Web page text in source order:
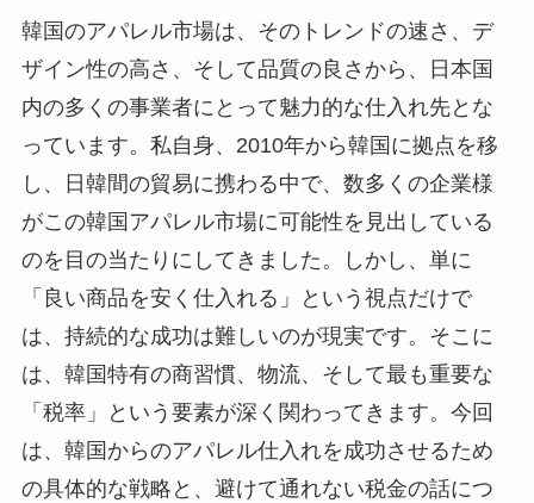
韓国のアパレル市場は、そのトレンドの速さ、デ
ザイン性の高さ、そして品質の良さから、日本国
内の多くの事業者にとって魅力的な仕入れ先とな
っています。私自身、2010年から韓国に拠点を移
し、日韓間の貿易に携わる中で、数多くの企業様
がこの韓国アパレル市場に可能性を見出している
のを目の当たりにしてきました。しかし、単に
「良い商品を安く仕入れる」という視点だけで
は、持続的な成功は難しいのが現実です。そこに
は、韓国特有の商習慣、物流、そして最も重要な
「税率」という要素が深く関わってきます。今回
は、韓国からのアパレル仕入れを成功させるため
の具体的な戦略と、避けて通れない税金の話につ